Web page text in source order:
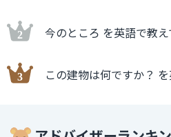
今のところ を英語で教
この建物は何ですか？